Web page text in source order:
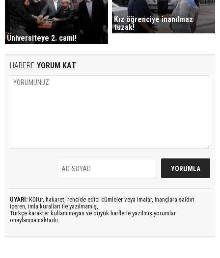
Üniversiteye 2. cami!
Kız öğrenciye inanılmaz
tuzak!
HABERE YORUM KAT
UYARI: Küfür, hakaret, rencide edici cümleler veya imalar, inançlara saldırı
içeren, imla kuralları ile yazılmamış,
Türkçe karakter kullanılmayan ve büyük harflerle yazılmış yorumlar
onaylanmamaktadır.